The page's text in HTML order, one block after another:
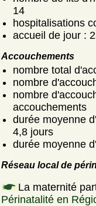
14
hospitalisations
accueil de jour :
Accouchements
nombre total
nombre
nombre
accouchements
durée moyenne
4,8 jours
durée moyenne
Réseau local de
La maternité
Périnatalité en